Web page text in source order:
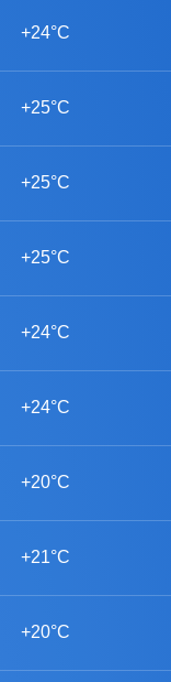
+24°C
+25°C
+25°C
+25°C
+24°C
+24°C
+20°C
+21°C
+20°C